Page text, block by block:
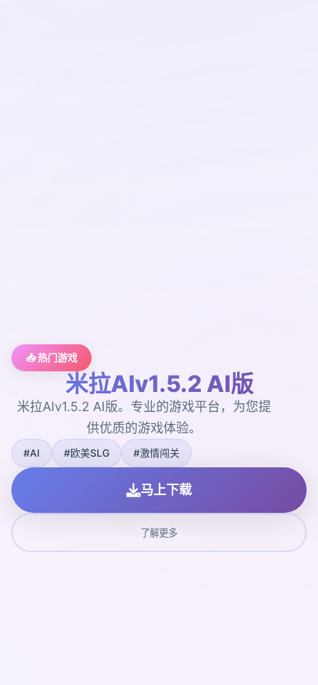
📥 热门游戏
米拉AIv1.5.2 AI版
米拉AIv1.5.2 AI版。专业的游戏平台，为您提
供优质的游戏体验。
#AI #欧美SLG #激情闯关
马上下载
了解更多